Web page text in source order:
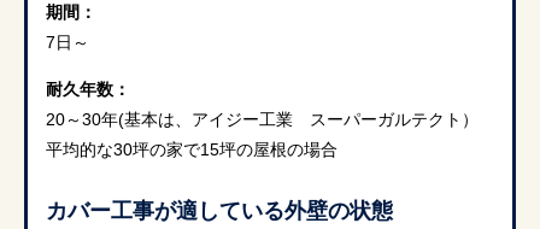
期間：
7日～
耐久年数：
20～30年(基本は、アイジー工業 スーパーガルテクト）
平均的な30坪の家で15坪の屋根の場合
カバー工事が適している外壁の状態